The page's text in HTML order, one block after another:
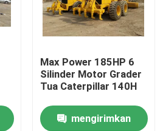
Max Power 185HP 6
Silinder Motor Grader
Tua Caterpillar 140H
mengirimkan